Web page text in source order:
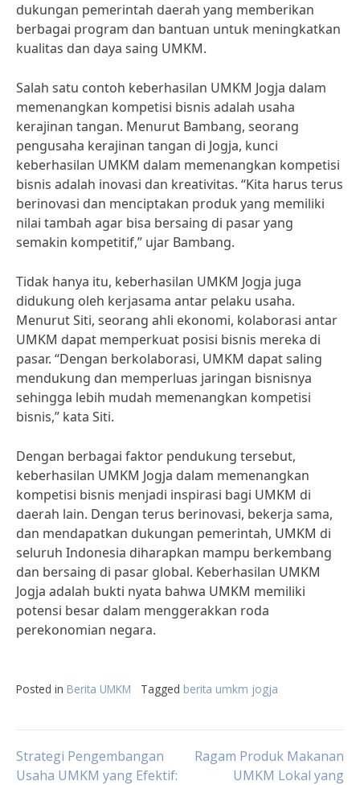
dukungan pemerintah daerah yang memberikan
berbagai program dan bantuan untuk meningkatkan
kualitas dan daya saing UMKM.
Salah satu contoh keberhasilan UMKM Jogja dalam
memenangkan kompetisi bisnis adalah usaha
kerajinan tangan. Menurut Bambang, seorang
pengusaha kerajinan tangan di Jogja, kunci
keberhasilan UMKM dalam memenangkan kompetisi
bisnis adalah inovasi dan kreativitas. “Kita harus terus
berinovasi dan menciptakan produk yang memiliki
nilai tambah agar bisa bersaing di pasar yang
semakin kompetitif,” ujar Bambang.
Tidak hanya itu, keberhasilan UMKM Jogja juga
didukung oleh kerjasama antar pelaku usaha.
Menurut Siti, seorang ahli ekonomi, kolaborasi antar
UMKM dapat memperkuat posisi bisnis mereka di
pasar. “Dengan berkolaborasi, UMKM dapat saling
mendukung dan memperluas jaringan bisnisnya
sehingga lebih mudah memenangkan kompetisi
bisnis,” kata Siti.
Dengan berbagai faktor pendukung tersebut,
keberhasilan UMKM Jogja dalam memenangkan
kompetisi bisnis menjadi inspirasi bagi UMKM di
daerah lain. Dengan terus berinovasi, bekerja sama,
dan mendapatkan dukungan pemerintah, UMKM di
seluruh Indonesia diharapkan mampu berkembang
dan bersaing di pasar global. Keberhasilan UMKM
Jogja adalah bukti nyata bahwa UMKM memiliki
potensi besar dalam menggerakkan roda
perekonomian negara.
Posted in Berita UMKM Tagged berita umkm jogja
Post
Strategi Pengembangan
Usaha UMKM yang Efektif:
Ragam Produk Makanan
UMKM Lokal yang